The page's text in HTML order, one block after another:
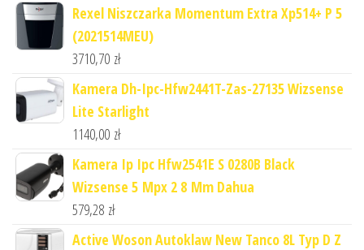
Rexel Niszczarka Momentum Extra Xp514+ P 5
(2021514MEU)
3710,70 zł
Kamera Dh-Ipc-Hfw2441T-Zas-27135 Wizsense
Lite Starlight
1140,00 zł
Kamera Ip Ipc Hfw2541E S 0280B Black
Wizsense 5 Mpx 2 8 Mm Dahua
579,28 zł
Active Woson Autoklaw New Tanco 8L Typ D Z